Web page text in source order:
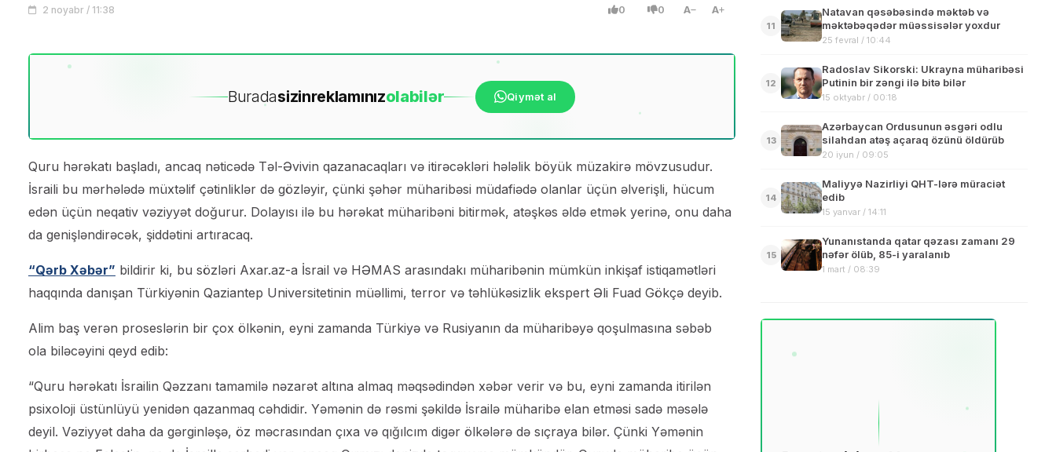
2 noyabr / 11:38 0 0 A A
Buradasizinreklamınızolabilər Qiymət al
Quru hərəkatı başladı, ancaq nəticədə Təl-Əvivin qazanacaqları və itirəcəkləri hələlik böyük müzakirə mövzusudur.
İsraili bu mərhələdə müxtəlif çətinliklər də gözləyir, çünki şəhər müharibəsi müdafiədə olanlar üçün əlverişli, hücum
edən üçün neqativ vəziyyət doğurur. Dolayısı ilə bu hərəkat müharibəni bitirmək, atəşkəs əldə etmək yerinə, onu daha
da genişləndirəcək, şiddətini artıracaq.
“Qərb Xəbər” bildirir ki, bu sözləri Axar.az-a İsrail və HƏMAS arasındakı müharibənin mümkün inkişaf istiqamətləri
haqqında danışan Türkiyənin Qaziantep Universitetinin müəllimi, terror və təhlükəsizlik ekspert Əli Fuad Gökçə deyib.
Alim baş verən proseslərin bir çox ölkənin, eyni zamanda Türkiyə və Rusiyanın da müharibəyə qoşulmasına səbəb
ola biləcəyini qeyd edib:
“Quru hərəkatı İsrailin Qəzzanı tamamilə nəzarət altına almaq məqsədindən xəbər verir və bu, eyni zamanda itirilən
psixoloji üstünlüyü yenidən qazanmaq cəhdidir. Yəmənin də rəsmi şəkildə İsrailə müharibə elan etməsi sadə məsələ
deyil. Vəziyyət daha da gərginləşə, öz məcrasından çıxa və qığılcım digər ölkələrə də sıçraya bilər. Çünki Yəmənin
11
Natavan qəsəbəsində məktəb və
məktəbəqədər müəssisələr yoxdur
25 fevral / 10:44
12
Radoslav Sikorski: Ukrayna müharibəsi
Putinin bir zəngi ilə bitə bilər
15 oktyabr / 00:18
13
Azərbaycan Ordusunun əsgəri odlu
silahdan atəş açaraq özünü öldürüb
20 iyun / 09:05
14
Maliyyə Nazirliyi QHT-lərə müraciət
edib
15 yanvar / 14:11
15
Yunanıstanda qatar qəzası zamanı 29
nəfər ölüb, 85-i yaralanıb
1 mart / 08:39